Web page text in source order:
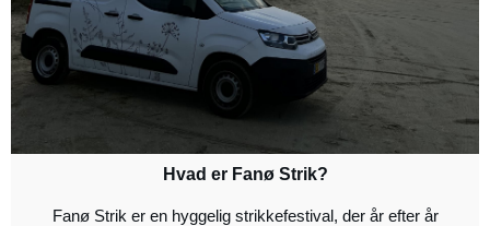
Hvad er Fanø Strik?
Fanø Strik er en hyggelig strikkefestival, der år efter år